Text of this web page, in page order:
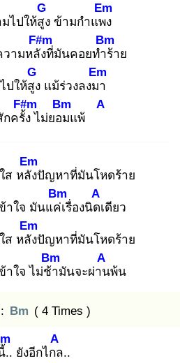
ไปให้สูง
G
ข้ามกำแพง
Em
วามหลัง
F#m
ที่มันคอยทำร้
Bm
าย
ปให้สูง
G
แม้ร่วงลงมา
Em
ครั้ง
F#m
ไม่ยอม
Bm
แพ้
A
ส หลัง
Em
ปัญหาที่มันโหดร้าย
าใจ มันแค่เ
Bm
รื่องนิดเ
A
ดียว
ส หลัง
Em
ปัญหาที่มันโหดร้าย
าใจ ไม่ช้า
Bm
มันจะผ่าน
A
พ้น
Bm ( 4 Times )
.. ยังอีกไกล
A
..